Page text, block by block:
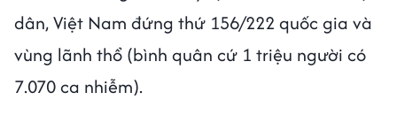
dân, Việt Nam đứng thứ 156/222 quốc gia và
vùng lãnh thổ (bình quân cứ 1 triệu người có
7.070 ca nhiễm).